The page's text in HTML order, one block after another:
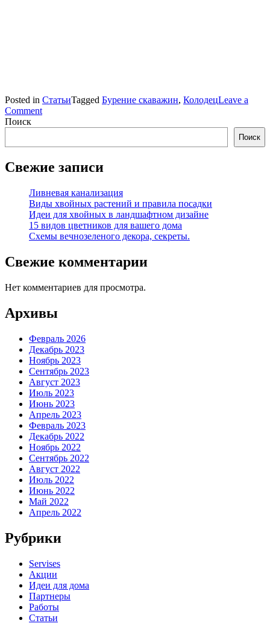
Posted in СтатьиTagged Бурение скаважин, КолодецLeave a
Commenton
Поиск
Поиск
Свежие записи
Ливневая канализация
Виды хвойных растений и правила посадки
Идеи для хвойных в ландшафтном дизайне
15 видов цветников для вашего дома
Схемы вечнозеленого декора, секреты.
Свежие комментарии
Нет комментариев для просмотра.
Архивы
Февраль 2026
Декабрь 2023
Ноябрь 2023
Сентябрь 2023
Август 2023
Июль 2023
Июнь 2023
Апрель 2023
Февраль 2023
Декабрь 2022
Ноябрь 2022
Сентябрь 2022
Август 2022
Июль 2022
Июнь 2022
Май 2022
Апрель 2022
Рубрики
Servises
Акции
Идеи для дома
Партнеры
Работы
Статьи